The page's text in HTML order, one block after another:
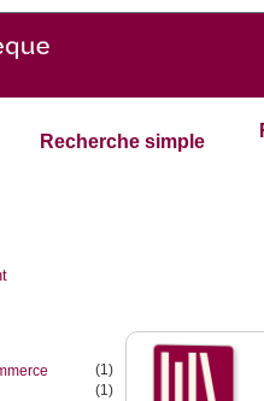
Recherche simple
(1)
(1)